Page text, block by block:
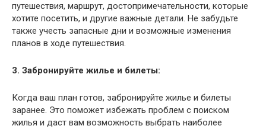
путешествия, маршрут, достопримечательности, которые
хотите посетить, и другие важные детали. Не забудьте
также учесть запасные дни и возможные изменения
планов в ходе путешествия.
3. Забронируйте жилье и билеты:
Когда ваш план готов, забронируйте жилье и билеты
заранее. Это поможет избежать проблем с поиском
жилья и даст вам возможность выбрать наиболее